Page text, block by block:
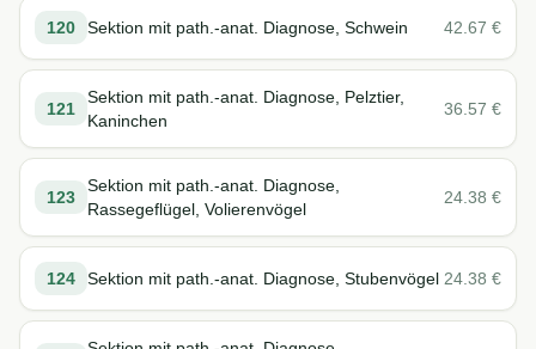
120 Sektion mit path.-anat. Diagnose, Schwein 42.67 €
121
Sektion mit path.-anat. Diagnose, Pelztier,
Kaninchen
36.57 €
123
Sektion mit path.-anat. Diagnose,
Rassegeflügel, Volierenvögel
24.38 €
124 Sektion mit path.-anat. Diagnose, Stubenvögel 24.38 €